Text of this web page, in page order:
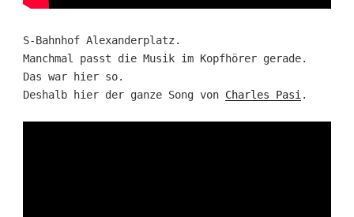
S-Bahnhof Alexanderplatz.
Manchmal passt die Musik im Kopfhörer gerade.
Das war hier so.
Deshalb hier der ganze Song von Charles Pasi .